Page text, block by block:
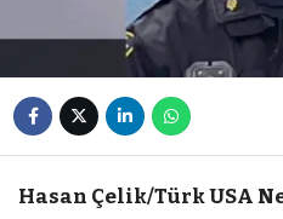
Hasan Çelik/Türk USA